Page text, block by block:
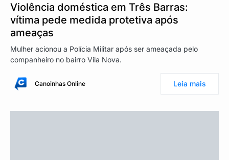
Violência doméstica em Três Barras:
vítima pede medida protetiva após
ameaças
Mulher acionou a Polícia Militar após ser ameaçada pelo
companheiro no bairro Vila Nova.
Canoinhas Online Leia mais